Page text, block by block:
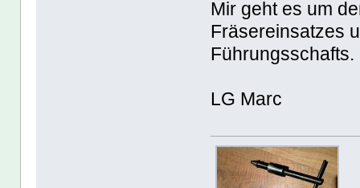
Mir geht es um
Fräsereinsatzes
Führungsschafts.
LG Marc